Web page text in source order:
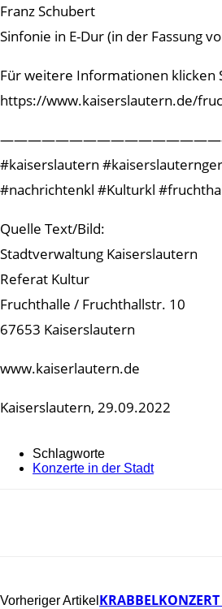
Franz Schubert
Sinfonie in E-Dur (in der Fassung
Für weitere Informationen klicken
https://www.kaiserslautern.de/
#kaiserslautern
#nachrichtenkl #Kulturkl
Quelle Text/Bild:
Stadtverwaltung Kaiserslautern
Referat Kultur
Fruchthalle / Fruchthallstr. 10
67653 Kaiserslautern
www.kaiserlautern.de
Kaiserslautern, 29.09.2022
Schlagworte
Konzerte in der Stadt
Vorheriger Artikel